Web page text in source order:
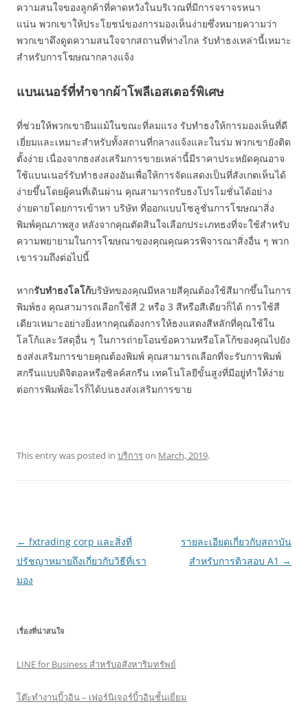
ความสนใจของลูกค้าที่คาดหวังในบริเวณที่มีการจราจรหนา
แน่น พวกเขาให้ประโยชน์ของการมองเห็นง่ายซึ่งหมายความว่า
พวกเขาดึงดูดความสนใจจากสถานที่ห่างไกล รับทำธงเหล่านี้เหมาะ
สำหรับการโฆษณากลางแจ้ง
แบนเนอร์ที่ทำจากผ้าโพลีเอสเตอร์พิเศษ
ที่ช่วยให้พวกเขายืนแม้ในขณะที่ลมแรง รับทำธงให้การมองเห็นที่ดี
เยี่ยมและเหมาะสำหรับทั้งสถานที่กลางแจ้งและในร่ม พวกเขายังติด
ตั้งง่าย เนื่องจากธงส่งเสริมการขายเหล่านี้มีราคาประหยัดคุณอาจ
ใช้แบนเนอร์รับทำธงสองอันเพื่อให้การจัดแสดงเป็นที่สังเกตเห็นได้
ง่ายขึ้นโดยผู้คนที่เดินผ่าน คุณสามารถรับธงโปรโมชั่นได้อย่าง
ง่ายดายโดยการเข้าหา บริษัท ที่ออกแบบโซลูชั่นการโฆษณาสิ่ง
พิมพ์คุณภาพสูง หลังจากคุณตัดสินใจเลือกประเภทธงที่จะใช้สำหรับ
ความพยายามในการโฆษณาของคุณคุณควรพิจารณาสิ่งอื่น ๆ พวก
เขารวมถึงต่อไปนี้
หากรับทำธงโลโก้บริษัทของคุณมีหลายสีคุณต้องใช้สีมากขึ้นในการ
พิมพ์ธง คุณสามารถเลือกใช้สี 2 หรือ 3 สีหรือสีเดียวก็ได้ การใช้สี
เดียวเหมาะอย่างยิ่งหากคุณต้องการให้ธงแสดงสีหลักที่คุณใช้ใน
โลโก้และวัสดุอื่น ๆ ในการถ่ายโอนข้อความหรือโลโก้ของคุณไปยัง
ธงส่งเสริมการขายคุณต้องพิมพ์ คุณสามารถเลือกที่จะรับการพิมพ์
สกรีนแบบดิจิตอลหรือซิลค์สกรีน เทคโนโลยีขั้นสูงที่มีอยู่ทำให้ง่าย
ต่อการพิมพ์อะไรก็ได้บนธงส่งเสริมการขาย
This entry was posted in บริการon March, 2019.
Post
navigation
← fxtrading corp และสิ่งที่
ปรัชญาหมายถึงเกี่ยวกับวิธีที่เรา
มอง
รายละเอียดเกี่ยวกับสถาบัน
สำหรับการติวสอบ A1 →
เรื่องที่น่าสนใจ
LINE for Business สำหรับอสังหาริมทรัพย์
โต๊ะทำงานบิ้วอิน – เฟอร์นิเจอร์บิ้วอินชั้นเยี่ยม